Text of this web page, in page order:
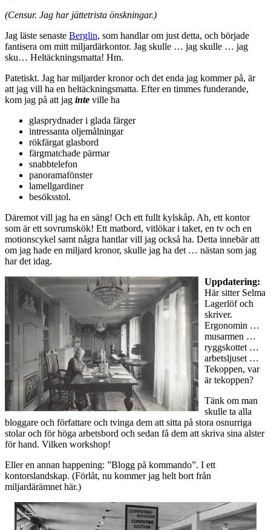
(Censur. Jag har jättetrista önskningar.)
Jag läste senaste Berglin, som handlar om just detta, och började
fantisera om mitt miljardärkontor. Jag skulle … jag skulle … jag
sku… Heltäckningsmatta! Hm.
Patetiskt. Jag har miljarder kronor och det enda jag kommer på, är
att jag vill ha en heltäckningsmatta. Efter en timmes funderande,
kom jag på att jag inte ville ha
glasprydnader i glada färger
intressanta oljemålningar
rökfärgat glasbord
färgmatchade pärmar
snabbtelefon
panoramafönster
lamellgardiner
besöksstol.
Däremot vill jag ha en säng! Och ett fullt kylskåp. Ah, ett kontor
som är ett sovrumskök! Ett matbord, vitlökar i taket, en tv och en
motionscykel samt några hantlar vill jag också ha. Detta innebär att
om jag hade en miljard kronor, skulle jag ha det … nästan som jag
har det idag.
Uppdatering:
Här sitter Selma
Lagerlöf och
skriver.
Ergonomin …
musarmen …
ryggskottet …
arbetsljuset …
Tekoppen, var
är tekoppen?
Tänk om man
skulle ta alla
bloggare och författare och tvinga dem att sitta på stora osnurriga
stolar och för höga arbetsbord och sedan få dem att skriva sina alster
för hand. Vilken workshop!
Eller en annan happening: ”Blogg på kommando”. I ett
kontorslandskap. (Förlåt, nu kommer jag helt bort från
miljardärämnet här.)